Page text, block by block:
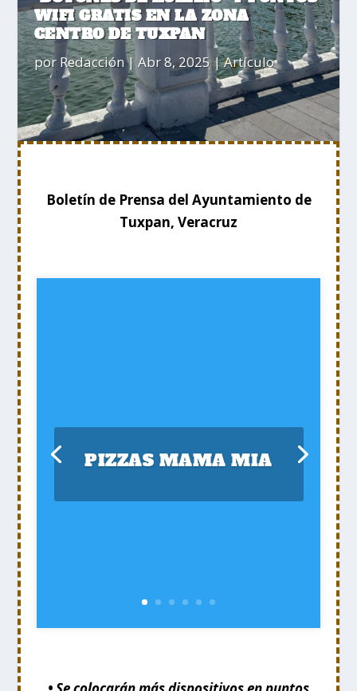
WIFI GRATIS EN LA ZONA
CENTRO DE TUXPAN
porRedacción| Abr 8, 2025|Artículo
Boletín de Prensa del Ayuntamiento de
Tuxpan, Veracruz
PIZZAS MAMA MIA